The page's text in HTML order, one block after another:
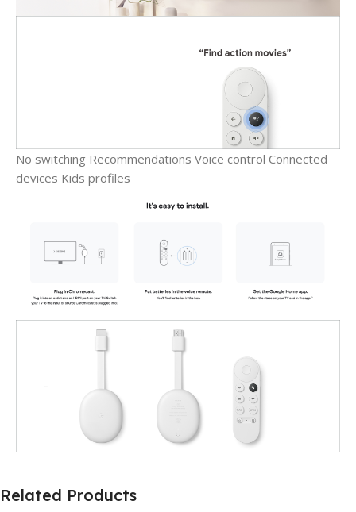
No switching Recommendations Voice control Connected
devices Kids profiles
Related Products